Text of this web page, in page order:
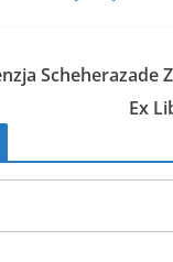
Scheherazade
Ex